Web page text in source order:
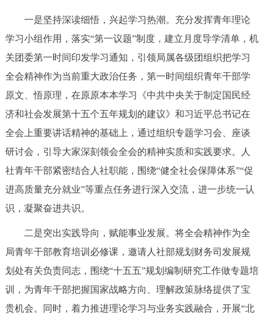
便民服务 利企服务 投资项目
中介服务 阳光政务
政民互动
参与调查 在线访谈 图说互动
走进北京
北京概况 十六区概览 人文北京
绿色北京 图说北京 视频北京
一是坚持深读细悟，兴起学习热潮。充分发挥青年理论
学习小组作用，落实“第一议题”制度，建立月度导学清单，机
关团委第一时间印发学习通知，引领局属各级团组织把学习
全会精神作为当前重大政治任务，第一时间组织青年干部学
原文、悟原理，在原原本本学习《中共中央关于制定国民经
济和社会发展第十五个五年规划的建议》和习近平总书记在
全会上重要讲话精神的基础上，通过组织专题学习会、座谈
研讨会，引导大家深刻领会全会的精神实质和实践要求。人
社青年干部紧密结合人社职能，围绕“健全社会保障体系”“促
进高质量充分就业”等重点任务进行深入交流，进一步统一认
识，凝聚奋进共识。
二是突出实践导向，赋能事业发展。将全会精神作为全
局青年干部教育培训必修课，邀请人社部规划财务司发展规
划处有关负责同志，围绕“十五五”规划编制研究工作做专题培
训，为青年干部把握国家战略方向、理解政策脉络提供了宝
贵机会。同时，着力推进理论学习与业务实践融合，开展“北